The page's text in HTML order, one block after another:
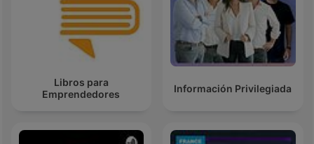
Libros para
Emprendedores
Información Privilegiada